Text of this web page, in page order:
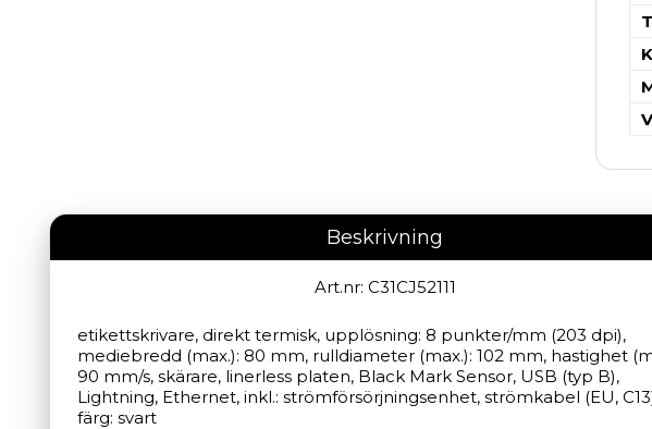
Beskrivning
Art.nr: C31CJ52111
etikettskrivare, direkt termisk, upplösning: 8 punkter/mm (203 dpi),
mediebredd (max.): 80 mm, rulldiameter (max.): 102 mm, hastighet
90 mm/s, skärare, linerless platen, Black Mark Sensor, USB (typ B),
Lightning, Ethernet, inkl.: strömförsörjningsenhet, strömkabel (EU,
färg: svart